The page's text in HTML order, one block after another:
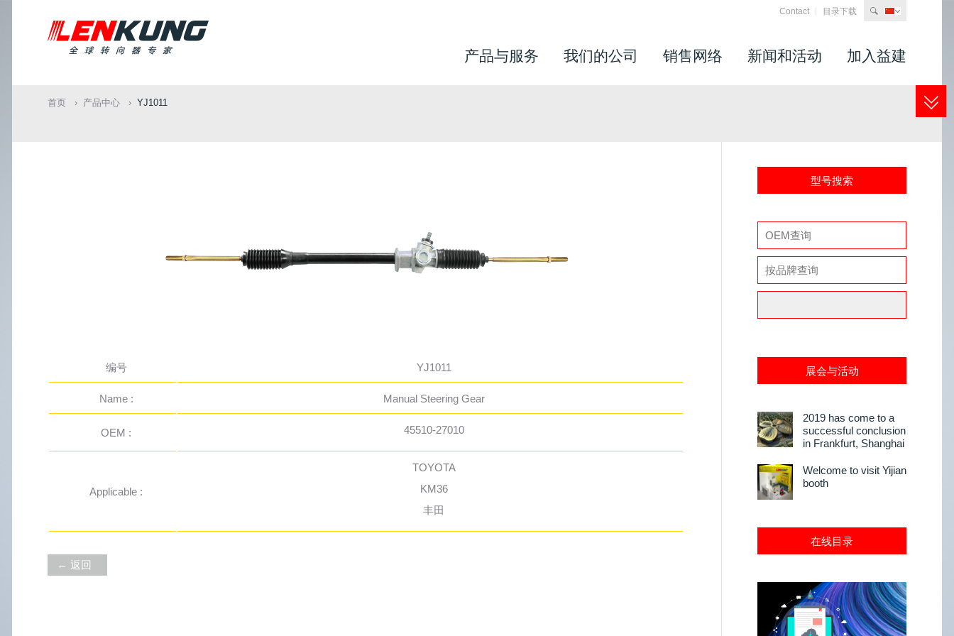
产品与服务 我们的公司 销售网络 新闻和活动 加入益建
Contact 目录下载
首页 产品中心 YJ1011
编号 YJ1011
Name : Manual Steering Gear
OEM : 45510-27010
Applicable :
TOYOTA
KM36
丰田
← 返回
型号搜索
展会与活动
2019 has come to a
successful conclusion
in Frankfurt, Shanghai
Welcome to visit Yijian
booth
在线目录